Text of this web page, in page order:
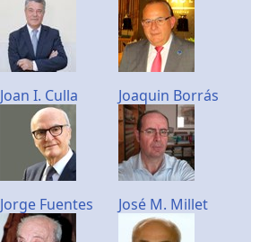
Joan I. Culla Joaquin Borrás
Jorge Fuentes José M. Millet